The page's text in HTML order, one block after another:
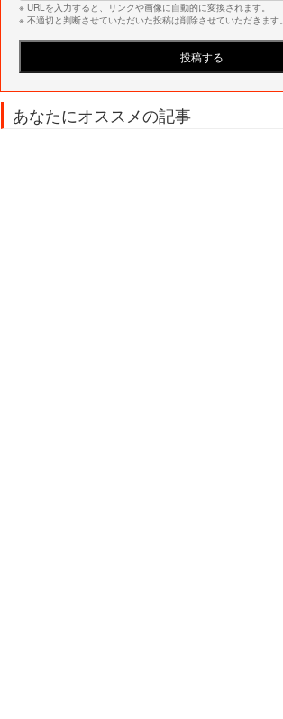
※ URLを入力すると、リンクや画像に自動的に変換されます。
※ 不適切と判断させていただいた投稿は削除させていただきます。
あなたにオススメの記事